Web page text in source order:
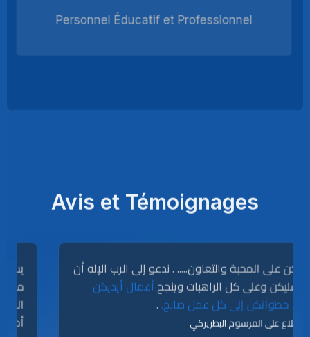
Personnel Éducatif et Professionnel
Avis et Témoignages
نشكركن على المحبة والتعاون..... . ندعو إلى الرب الإله أن
يبارك عليكن وعلى كل الراهبات وينجحأعمال أيديكن
ويقود خطواتكن إلى كل عمل صالح.
💾للإطّلاع على المرسوم البطريركي